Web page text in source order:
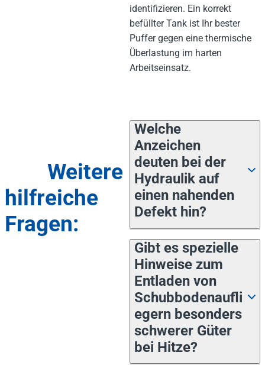
identifizieren. Ein korrekt
befüllter Tank ist Ihr bester
Puffer gegen eine thermische
Überlastung im harten
Arbeitseinsatz.
Weitere
hilfreiche
Fragen:
Welche
Anzeichen
deuten bei der
Hydraulik auf
einen nahenden
Defekt hin?
Gibt es spezielle
Hinweise zum
Entladen von
Schubbodenaufli
egern besonders
schwerer Güter
bei Hitze?